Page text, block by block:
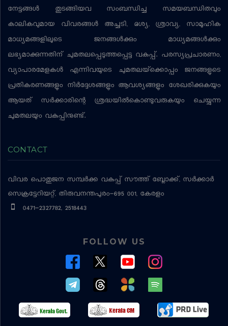
നേട്ടങ്ങള്‍ തുടങ്ങിയവ സംബന്ധിച്ച സമയബന്ധിതവും
കാലികവുമായ വിവരങ്ങള്‍ അച്ചടി, ദൃശ്യ, ശ്രാവ്യ, സാമൂഹിക
മാധ്യമങ്ങളിലൂടെ ജനങ്ങള്‍ക്കും മാധ്യമങ്ങള്‍ക്കും
ലഭ്യമാക്കുന്നതിന് ചുമതലപ്പെടുത്തപ്പെട്ട വകുപ്പ്. പരസ്യപ്രചാരണം,
വ്യാപാരമേളകള്‍ എന്നിവയുടെ ചുമതലയ്‌ക്കൊപ്പം ജനങ്ങളുടെ
പ്രതികരണങ്ങളും നിര്‍ദ്ദേശങ്ങളും ആവശ്യങ്ങളും ശേഖരിക്കുകയും
ആയത് സര്‍ക്കാരിന്റെ ശ്രദ്ധയില്‍കൊണ്ടുവരുകയും ചെയ്യുന്ന
ചുമതലയും വകുപ്പിനുണ്ട്.
CONTACT
വിവര പൊതുജന സമ്പര്‍ക്ക വകുപ്പ് സൗത്ത് ബ്ലോക്ക്, സര്‍ക്കാര്‍
സെക്രട്ടേറിയറ്റ്, തിരുവനന്തപുരം-695 001, കേരളം
0471-2327782, 2518443
FOLLOW US